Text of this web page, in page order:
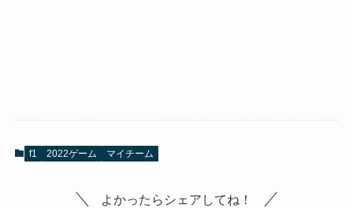
f1 2022ゲーム マイチーム
よかったらシェアしてね！